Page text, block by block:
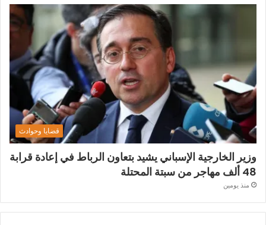
قضايا وحوادث
وزير الخارجية الإسباني يشيد بتعاون الرباط في إعادة قرابة
48 ألف مهاجر من سبتة المحتلة
منذ يومين